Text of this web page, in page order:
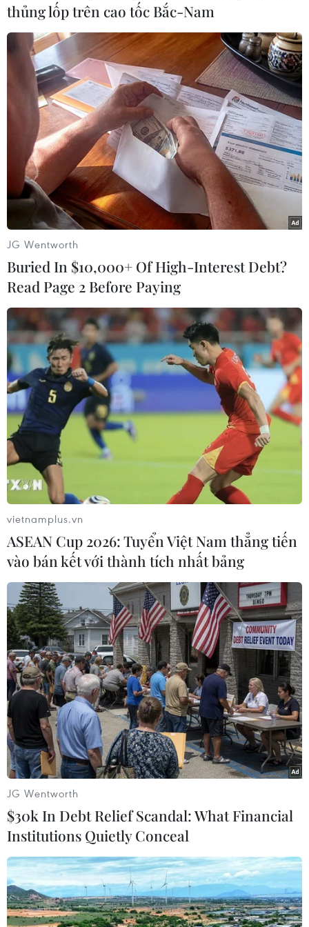
trộm cắp tài sản nhằm chiếm đoạt số tiền trên.
Vụ việc đang được Công an huyện Chư Sê tiếp
tục điều tra, làm rõ./.
(TTXVN/Vietnam+)
#Chơi chứng khoán
#Trộm tiền
#Công an huyện Chư Sê
#Tham ô tài sản
#Trộm cắp tài sản
#Tạo hiện trường giả Gia Lai
Theo dõi VietnamPlus
TIN LIÊN QUAN
An Giang: Bắt đối tượng trộm cắp tại
nhiều cửa hàng Bách hóa xanh
07/04/2023 11:30
Công an thành phố Long Xuyên cho biết đang tạm giữ
Trần Ngọc Phương Thúy, ở phường Tân An, quận Ninh
Kiều, thành phố Cần Thơ, để điều tra hành vi “Trộm cắp
thủng lốp trên cao tốc Bắc-Nam
JG Wentworth
Buried In $10,000+ Of High-Interest Debt?
Read Page 2 Before Paying
vietnamplus.vn
ASEAN Cup 2026: Tuyển Việt Nam thẳng tiến
vào bán kết với thành tích nhất bảng
JG Wentworth
$30k In Debt Relief Scandal: What Financial
Institutions Quietly Conceal